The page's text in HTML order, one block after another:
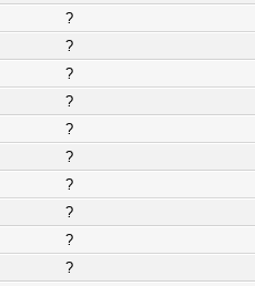
?
?
?
?
?
?
?
?
?
?